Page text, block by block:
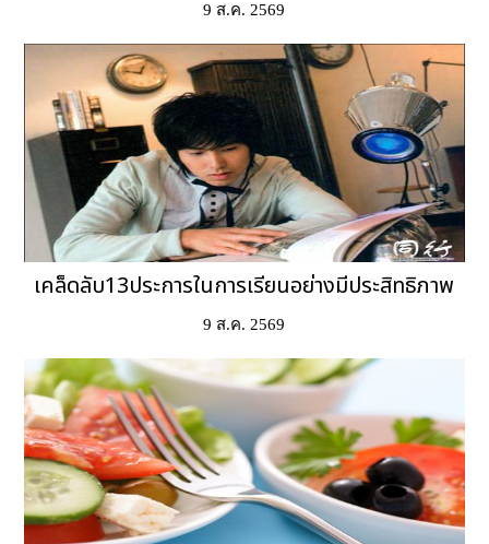
9 ส.ค. 2569
เคล็ดลับ13ประการในการเรียนอย่างมีประสิทธิภาพ
9 ส.ค. 2569